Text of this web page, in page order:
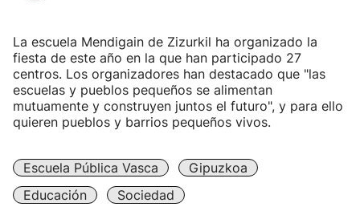
La escuela Mendigain de Zizurkil ha organizado la
fiesta de este año en la que han participado 27
centros. Los organizadores han destacado que "las
escuelas y pueblos pequeños se alimentan
mutuamente y construyen juntos el futuro", y para ello
quieren pueblos y barrios pequeños vivos.
Escuela Pública Vasca
Gipuzkoa
Educación
Sociedad